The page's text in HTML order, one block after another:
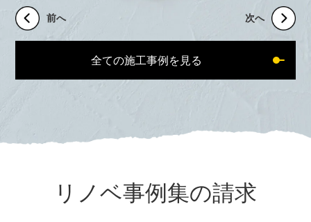
前へ
全ての施工事例を見る
次へ
リノベ事例集の請求